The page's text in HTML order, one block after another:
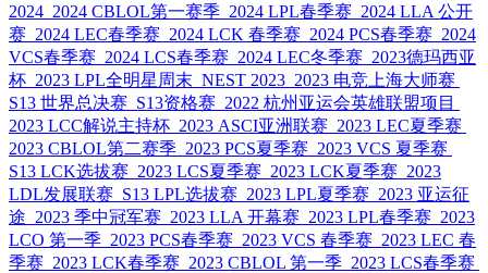
2024 2024 CBLOL第一赛季 2024 LPL春季赛 2024 LLA 公开
赛 2024 LEC春季赛 2024 LCK 春季赛 2024 PCS春季赛 2024
VCS春季赛 2024 LCS春季赛 2024 LEC冬季赛 2023德玛西亚
杯 2023 LPL全明星周末 NEST 2023 2023 电竞上海大师赛
S13 世界总决赛 S13资格赛 2022 杭州亚运会英雄联盟项目
2023 LCC解说主持杯 2023 ASCI亚洲联赛 2023 LEC夏季赛
2023 CBLOL第二赛季 2023 PCS夏季赛 2023 VCS 夏季赛
S13 LCK选拔赛 2023 LCS夏季赛 2023 LCK夏季赛 2023
LDL发展联赛 S13 LPL选拔赛 2023 LPL夏季赛 2023 亚运征
途 2023 季中冠军赛 2023 LLA 开幕赛 2023 LPL春季赛 2023
LCO 第一季 2023 PCS春季赛 2023 VCS 春季赛 2023 LEC 春
季赛 2023 LCK春季赛 2023 CBLOL 第一季 2023 LCS春季赛